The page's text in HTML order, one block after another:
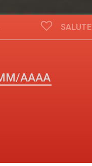
SALUTE